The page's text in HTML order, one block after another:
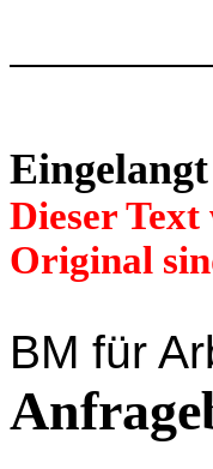
Dieser
Original
BM für